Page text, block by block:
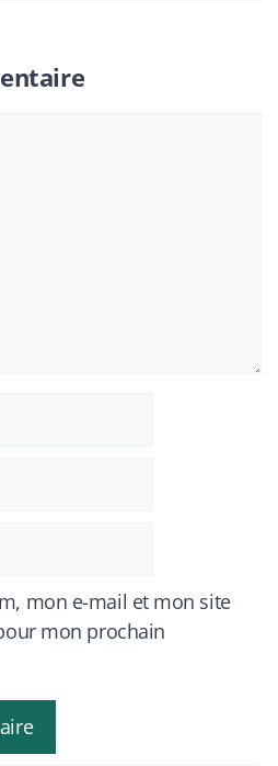
mon e-mail et mon site
mon prochain